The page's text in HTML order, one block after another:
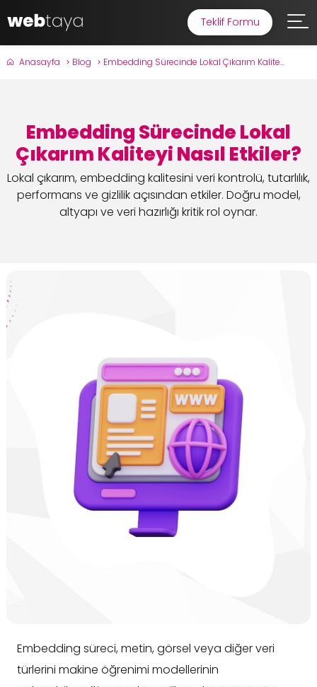
Teklif Formu
Anasayfa Blog Embedding Sürecinde Lokal Çıkarım Kalite...
Embedding Sürecinde Lokal
Çıkarım Kaliteyi Nasıl Etkiler?
Lokal çıkarım, embedding kalitesini veri kontrolü, tutarlılık,
performans ve gizlilik açısından etkiler. Doğru model,
altyapı ve veri hazırlığı kritik rol oynar.
Embedding süreci, metin, görsel veya diğer veri
türlerini makine öğrenimi modellerinin